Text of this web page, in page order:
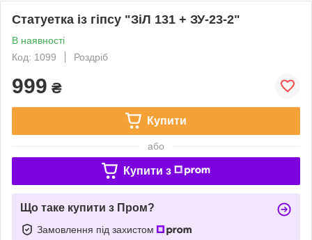
Статуетка із гіпсу "ЗіЛ 131 + ЗУ-23-2"
В наявності
Код: 1099
Роздріб
999 ₴
Купити
або
Купити з
Що таке купити з Пром?
Замовлення під захистом